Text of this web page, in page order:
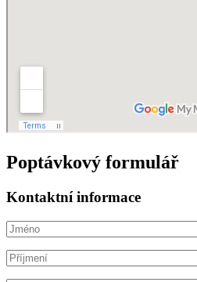
Poptávkový formulář
Kontaktní informace